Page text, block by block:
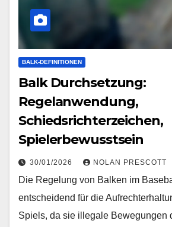
BALK-DEFINITIONEN
Balk Durchsetzung:
Regelanwendung,
Schiedsrichterzeichen,
Spielerbewusstsein
30/01/2026 NOLAN PRESCOTT
Die Regelung von Balken im
entscheidend für die
Spiels, da sie illegale Bewegungen